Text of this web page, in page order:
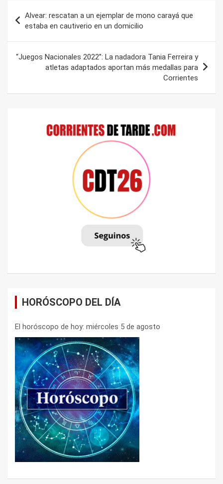
de
entradas
Alvear: rescatan a un ejemplar de mono carayá que
estaba en cautiverio en un domicilio
“Juegos Nacionales 2022”: La nadadora Tania Ferreira y
atletas adaptados aportan más medallas para
Corrientes
HORÓSCOPO DEL DÍA
El horóscopo de hoy: miércoles 5 de agosto